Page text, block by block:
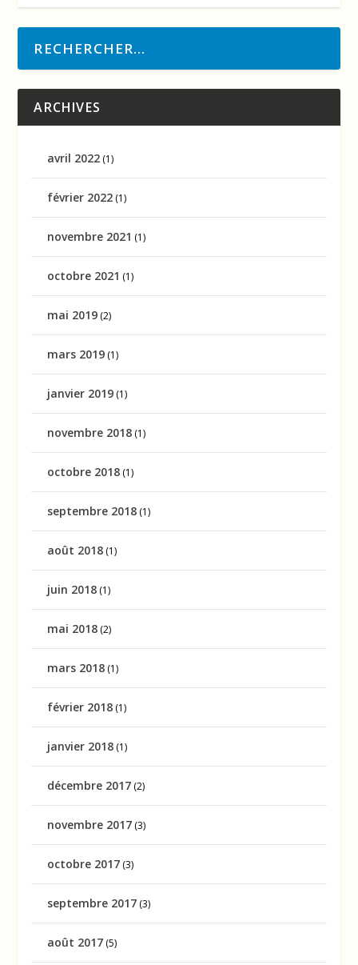
ARCHIVES
avril 2022 (1)
février 2022 (1)
novembre 2021 (1)
octobre 2021 (1)
mai 2019 (2)
mars 2019 (1)
janvier 2019 (1)
novembre 2018 (1)
octobre 2018 (1)
septembre 2018 (1)
août 2018 (1)
juin 2018 (1)
mai 2018 (2)
mars 2018 (1)
février 2018 (1)
janvier 2018 (1)
décembre 2017 (2)
novembre 2017 (3)
octobre 2017 (3)
septembre 2017 (3)
août 2017 (5)